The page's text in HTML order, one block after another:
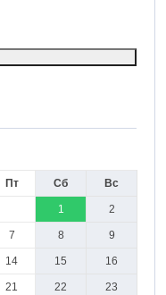
Пт Сб Вс
1 2
7 8 9
14 15 16
21 22 23